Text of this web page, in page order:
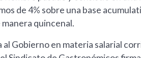
de 4% sobre una base
quincenal.
Gobierno en materia salarial